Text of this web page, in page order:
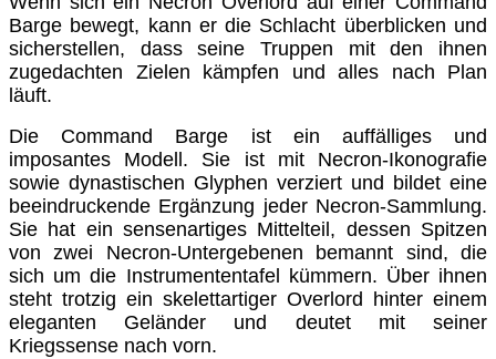
Barge bewegt, kann er die Schlacht überblicken und
sicherstellen, dass seine Truppen mit den ihnen
zugedachten Zielen kämpfen und alles nach Plan
läuft.
Die Command Barge ist ein auffälliges und
imposantes Modell. Sie ist mit Necron-Ikonografie
sowie dynastischen Glyphen verziert und bildet eine
beeindruckende Ergänzung jeder Necron-Sammlung.
Sie hat ein sensenartiges Mittelteil, dessen Spitzen
von zwei Necron-Untergebenen bemannt sind, die
sich um die Instrumententafel kümmern. Über ihnen
steht trotzig ein skelettartiger Overlord hinter einem
eleganten Geländer und deutet mit seiner
Kriegssense nach vorn.